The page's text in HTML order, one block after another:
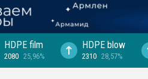
HDPE film
2080 25,96%
HDPE blow
2310 28,57%